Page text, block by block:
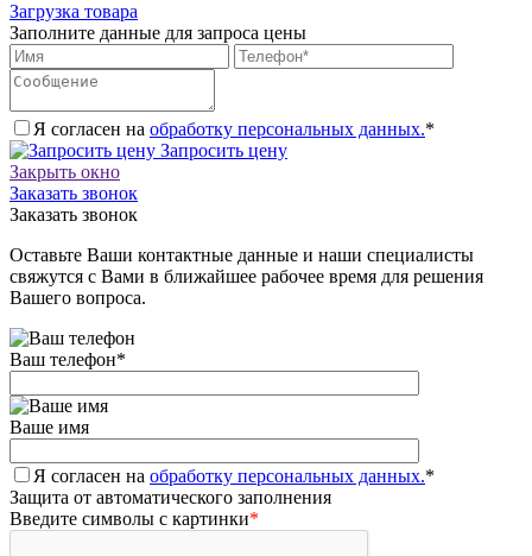
Загрузка товара
Заполните данные для запроса цены
Я согласен на обработку персональных данных.*
Запросить цену
Закрыть окно
Заказать звонок
Заказать звонок
Оставьте Ваши контактные данные и наши специалисты
свяжутся с Вами в ближайшее рабочее время для решения
Вашего вопроса.
Ваш телефон*
Ваше имя
Я согласен на обработку персональных данных.*
Защита от автоматического заполнения
Введите символы с картинки*